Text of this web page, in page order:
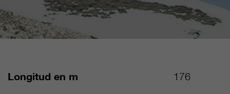
Longitud en m 176